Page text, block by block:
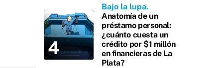
Bajo la lupa
Anatomía de un
préstamo personal:
¿cuánto cuesta un
crédito por $1 millón
en financieras de La
Plata?